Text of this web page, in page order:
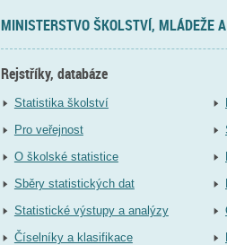
MINISTERSTVO ŠKOLSTVÍ, MLÁDEŽE
Rejstříky, databáze
Statistika školství
Pro veřejnost
O školské statistice
Sběry statistických dat
Statistické výstupy a analýzy
Číselníky a klasifikace